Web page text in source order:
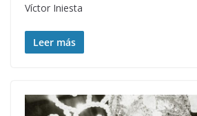
Víctor Iniesta
Leer más